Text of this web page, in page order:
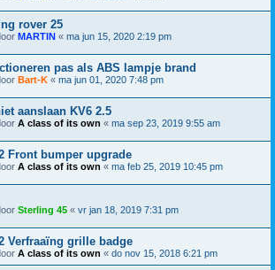
rover 25
MARTIN « ma jun 15, 2020 2:19 pm
pas als ABS lampje brand
Bart-K « ma jun 01, 2020 7:48 pm
aanslaan KV6 2.5
A class of its own « ma sep 23, 2019 9:55 am
Front bumper upgrade
A class of its own « ma feb 25, 2019 10:45 pm
Sterling 45 « vr jan 18, 2019 7:31 pm
Verfraaïng grille badge
A class of its own « do nov 15, 2018 6:21 pm